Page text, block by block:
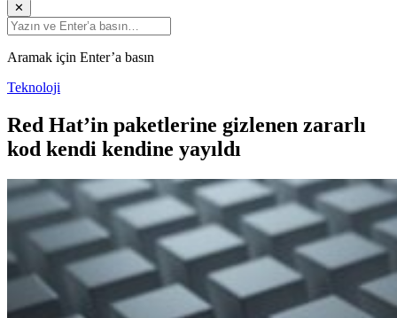
✕
Aramak için Enter’a basın
Teknoloji
Red Hat’in paketlerine gizlenen zararlı
kod kendi kendine yayıldı